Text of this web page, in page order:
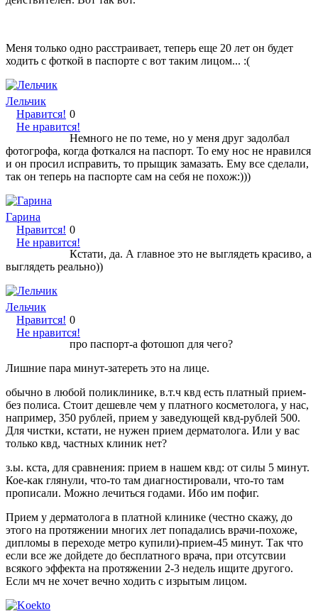
Меня только одно расстраивает, теперь еще 20 лет он будет
ходить с фоткой в паспорте с вот таким лицом... :(
Лельчик
Нравится!
Не нравится!
0
Немного не по теме, но у меня друг задолбал
фотогрофа, когда фоткался на паспорт. То ему нос не нравился
и он просил исправить, то прыщик замазать. Ему все сделали,
так он теперь на паспорте сам на себя не похож:)))
Гарина
Нравится!
Не нравится!
0
Кстати, да. А главное это не выглядеть красиво, а
выглядеть реально))
Лельчик
Нравится!
Не нравится!
0
про паспорт-а фотошоп для чего?
Лишние пара минут-затереть это на лице.
обычно в любой поликлинике, в.т.ч квд есть платный прием-
без полиса. Стоит дешевле чем у платного косметолога, у нас,
например, 350 рублей, прием у заведующей квд-рублей 500.
Для чистки, кстати, не нужен прием дерматолога. Или у вас
только квд, частных клиник нет?
з.ы. кста, для сравнения: прием в нашем квд: от силы 5 минут.
Кое-как глянули, что-то там диагностировали, что-то там
прописали. Можно лечиться годами. Ибо им пофиг.
Прием у дерматолога в платной клинике (честно скажу, до
этого на протяжении многих лет попадались врачи-похоже,
дипломы в переходе метро купили)-прием-45 минут. Так что
если все же дойдете до бесплатного врача, при отсутсвии
всякого эффекта на протяжении 2-3 недель ищите другого.
Если мч не хочет вечно ходить с изрытым лицом.